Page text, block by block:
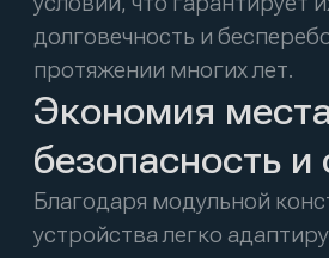
+7 (473) 202-02-09
Отдел продаж
Производство
9 Января, д. 180, литера 6а
связаться
Канал в Дзен